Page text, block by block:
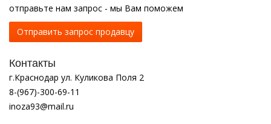
отправьте нам запрос - мы Вам поможем
Отправить запрос продавцу
Контакты
г.Краснодар ул. Куликова Поля 2
8-(967)-300-69-11
inoza93@mail.ru